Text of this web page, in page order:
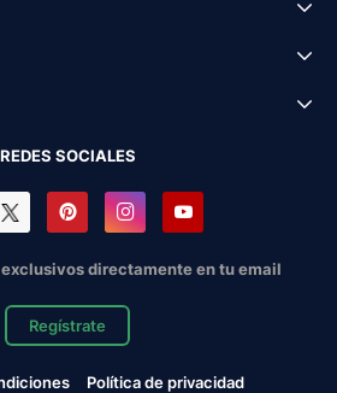
REDES SOCIALES
directamente en tu email
Regístrate
Política de privacidad